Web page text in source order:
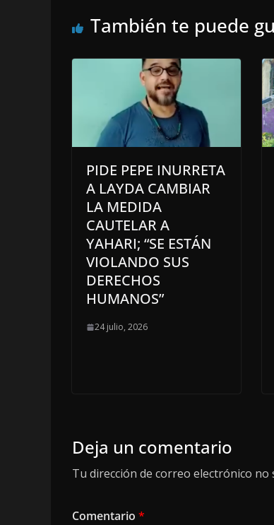
También te puede
PIDE PEPE INURRETA
A LAYDA CAMBIAR
LA MEDIDA
CAUTELAR A
YAHARI; “SE ESTÁN
VIOLANDO SUS
DERECHOS
HUMANOS”
24 julio, 2026
Deja un comentario
Tu dirección de correo electrónico no
Comentario *